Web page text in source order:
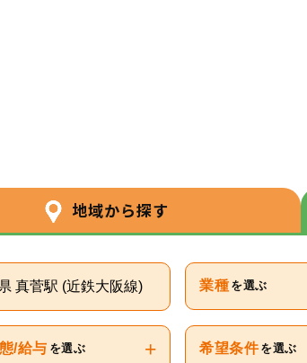
地域から探す
真菅駅 (近鉄大阪線) 業種 を選ぶ
/給与 を選ぶ + 希望条件 を選ぶ